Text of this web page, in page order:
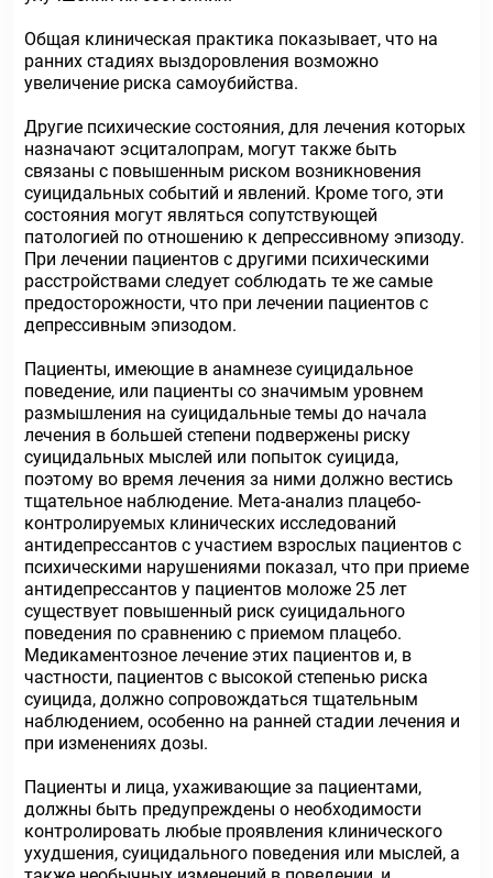
Общая клиническая практика показывает, что на
ранних стадиях выздоровления возможно
увеличение риска самоубийства.
Другие психические состояния, для лечения которых
назначают эсциталопрам, могут также быть
связаны с повышенным риском возникновения
суицидальных событий и явлений. Кроме того, эти
состояния могут являться сопутствующей
патологией по отношению к депрессивному эпизоду.
При лечении пациентов с другими психическими
расстройствами следует соблюдать те же самые
предосторожности, что при лечении пациентов с
депрессивным эпизодом.
Пациенты, имеющие в анамнезе суицидальное
поведение, или пациенты со значимым уровнем
размышления на суицидальные темы до начала
лечения в большей степени подвержены риску
суицидальных мыслей или попыток суицида,
поэтому во время лечения за ними должно вестись
тщательное наблюдение. Мета-анализ плацебо-
контролируемых клинических исследований
антидепрессантов с участием взрослых пациентов с
психическими нарушениями показал, что при приеме
антидепрессантов у пациентов моложе 25 лет
существует повышенный риск суицидального
поведения по сравнению с приемом плацебо.
Медикаментозное лечение этих пациентов и, в
частности, пациентов с высокой степенью риска
суицида, должно сопровождаться тщательным
наблюдением, особенно на ранней стадии лечения и
при изменениях дозы.
Пациенты и лица, ухаживающие за пациентами,
должны быть предупреждены о необходимости
контролировать любые проявления клинического
ухудшения, суицидального поведения или мыслей, а